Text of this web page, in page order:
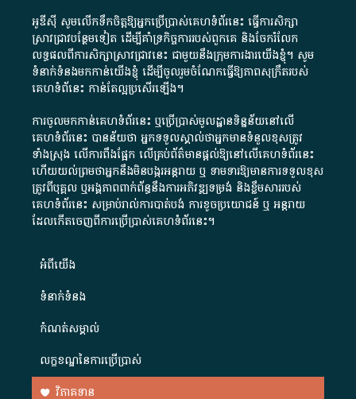
អូឌីស៊ី សូមលើកទឹកចិត្តឱ្យអ្នកប្រើប្រាស់គេហទំព័រនេះ ធ្វើការសិក្សា
ស្រាវជ្រាវបន្ថែមទៀត ដើម្បីគាំទ្រកិច្ចការ​របស់ពួកគេ និងចែករំលែក
លទ្ធផលពីការសិក្សាស្រាវជ្រាវនេះ ជាមួយនឹងក្រុមការងារយើងខ្ញុំ។ សូម
ទំនាក់ទំនងមកកាន់យើងខ្ញុំ ដើម្បីចូលរួមចំណែកធ្វើឱ្យភាពសុក្រឹតរបស់
គេហទំព័នេះ កាន់តែល្អប្រសើរឡើង។
ការចូលមកកាន់គេហទំព័រនេះ ឬប្រើប្រាស់មូលដ្ឋានទិន្នន័យនៅលើ
គេហទំព័រនេះ បានន័យថា អ្នកទទួលស្គាល់ថាអ្នកមានទំនួលខុសត្រូវ
ទាំងស្រុង លើការពឹងផ្អែក លើគ្រប់ព័ត៌មានផ្តល់ឱ្យនៅលើគេហទំព័រនេះ
ហើយយល់ព្រមថាអ្នកនឹងមិនបង្ករអន្តរាយ ឬ ទាមទារ​ឱ្យមានការទទួលខុស​
ត្រូវពីបុគ្គល ឬអង្គភាពពាក់ព័ន្ធនឹងការអភិវឌ្ឍទម្រង់ និងខ្លឹមសាររបស់
គេហទំព័រនេះ សម្រាប់រាល់ការបាត់បង់ ការខូចប្រយោជន៍ ឬ អន្តរាយ
ដែលកើតចេញពីការប្រើប្រាស់គេហទំព័រនេះ។
អំពី​យើង​
ទំនាក់ទំនង
កំណត់សម្គាល់
លក្ខខណ្ឌនៃការប្រើប្រាស់
វិភាគទាន